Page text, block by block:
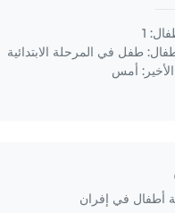
1
طفل في المرحلة الابتدائية
أمس
أطفال في إفران